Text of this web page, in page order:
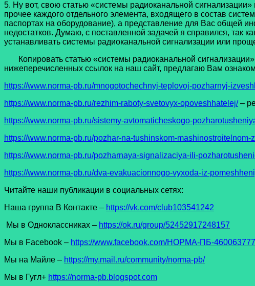
5. Ну вот, свою статью «системы радиоканальной
прочее каждого отдельного элемента, входящего в состав
паспортах на оборудование), а представление для Вас общей
недостатков. Думаю, с поставленной задачей я справился, так
устанавливать системы радиоканальной сигнализации или
Копировать статью «системы радиоканальной
нижеперечисленных ссылок на наш сайт, предлагаю Вам
https://www.norma-pb.ru/mnogotochechnyj-teplovoj-pozharnyj-
https://www.norma-pb.ru/rezhim-raboty-svetovyx-opoveshhatelej/ –
https://www.norma-pb.ru/sistemy-avtomaticheskogo-
https://www.norma-pb.ru/pozhar-na-tushinskom-mashinostroitelnom-
https://www.norma-pb.ru/pozharnaya-signalizaciya-ili-
https://www.norma-pb.ru/dva-evakuacionnogo-vyxoda-iz-
Читайте наши публикации в социальных сетях:
Наша группа В Контакте – https://vk.com/club103541242
Мы в Одноклассниках – https://ok.ru/group/52452917248157
Мы в Facеbook – https://www.facebook.com/НОРМА-ПБ-
Мы на Майле – https://my.mail.ru/community/norma-pb/
Мы в Гугл+ https://norma-pb.blogspot.com